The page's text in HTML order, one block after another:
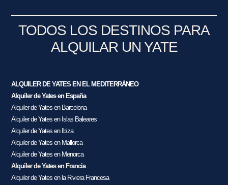
TODOS LOS DESTINOS PARA
ALQUILAR UN YATE
ALQUILER DE YATES EN EL MEDITERRÁNEO
Alquiler de Yates en España
Alquiler de Yates en Barcelona
Alquiler de Yates en Islas Baleares
Alquiler de Yates en Ibiza
Alquiler de Yates en Mallorca
Alquiler de Yates en Menorca
Alquiler de Yates en Francia
Alquiler de Yates en la Riviera Francesa